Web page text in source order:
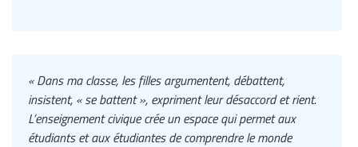
« Dans ma classe, les filles argumentent, débattent,
insistent, « se battent », expriment leur désaccord et rient.
L’enseignement civique crée un espace qui permet aux
étudiants et aux étudiantes de comprendre le monde